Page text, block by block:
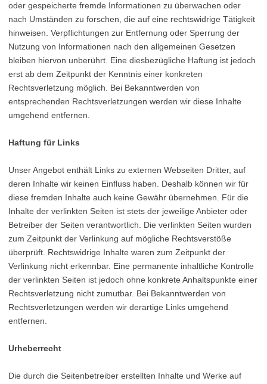
oder gespeicherte fremde Informationen zu überwachen oder
nach Umständen zu forschen, die auf eine rechtswidrige Tätigkeit
hinweisen. Verpflichtungen zur Entfernung oder Sperrung der
Nutzung von Informationen nach den allgemeinen Gesetzen
bleiben hiervon unberührt. Eine diesbezügliche Haftung ist jedoch
erst ab dem Zeitpunkt der Kenntnis einer konkreten
Rechtsverletzung möglich. Bei Bekanntwerden von
entsprechenden Rechtsverletzungen werden wir diese Inhalte
umgehend entfernen.
Haftung für Links
Unser Angebot enthält Links zu externen Webseiten Dritter, auf
deren Inhalte wir keinen Einfluss haben. Deshalb können wir für
diese fremden Inhalte auch keine Gewähr übernehmen. Für die
Inhalte der verlinkten Seiten ist stets der jeweilige Anbieter oder
Betreiber der Seiten verantwortlich. Die verlinkten Seiten wurden
zum Zeitpunkt der Verlinkung auf mögliche Rechtsverstöße
überprüft. Rechtswidrige Inhalte waren zum Zeitpunkt der
Verlinkung nicht erkennbar. Eine permanente inhaltliche Kontrolle
der verlinkten Seiten ist jedoch ohne konkrete Anhaltspunkte einer
Rechtsverletzung nicht zumutbar. Bei Bekanntwerden von
Rechtsverletzungen werden wir derartige Links umgehend
entfernen.
Urheberrecht
Die durch die Seitenbetreiber erstellten Inhalte und Werke auf